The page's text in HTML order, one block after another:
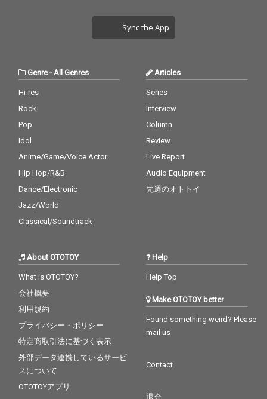
Sync the App
Genre- All Genres
Hi-res
Rock
Pop
Idol
Anime/Game/Voice Actor
Hip Hop/R&B
Dance/Electronic
Jazz/World
Classical/Soundtrack
Articles
Series
Interview
Column
Review
Live Report
Audio Equipment
先週のオトトイ
About OTOTOY
What is OTOTOY?
会社概要
利用規約
プライバシー・ポリシー
特定商取引法に基づく表示
外部データ連携しているサービ
スについて
OTOTOYアプリ
Help
Help Top
Make OTOTOY better
Found something weird? Please
mail us
Contact
退会